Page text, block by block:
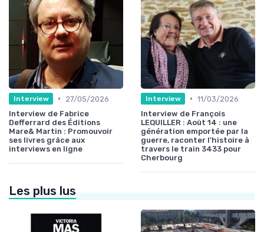
Interview •
27/05/2026
Interview de Fabrice
Defferrard des Éditions
Mare& Martin : Promouvoir
ses livres grâce aux
interviews en ligne
Interview • 11/03/2026
Interview de François
LEQUILLER : Août 14 : une
génération emportée par la
guerre, raconter l’histoire à
travers le train 3433 pour
Cherbourg
Les plus lus